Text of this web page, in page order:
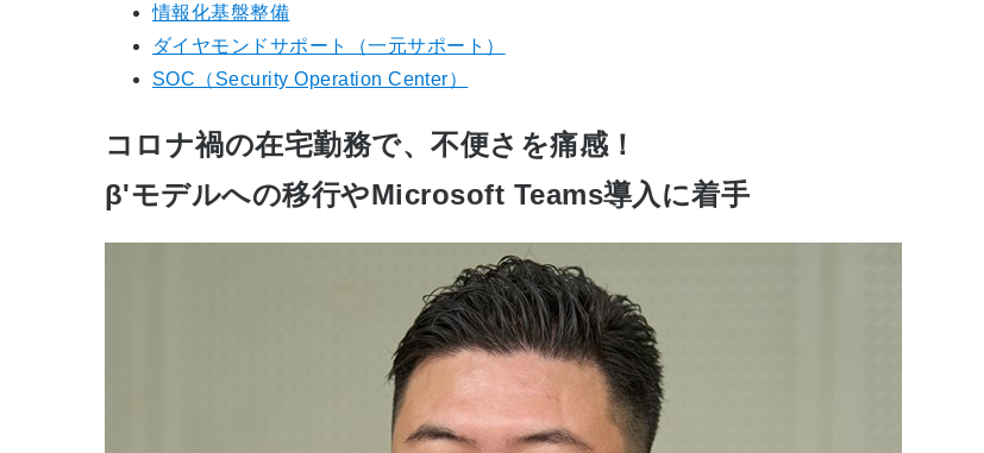
情報化基盤整備
ダイヤモンドサポート（一元サポート）
SOC（Security Operation Center）
コロナ禍の在宅勤務で、不便さを痛感！
β'モデルへの移行やMicrosoft Teams導入に着手